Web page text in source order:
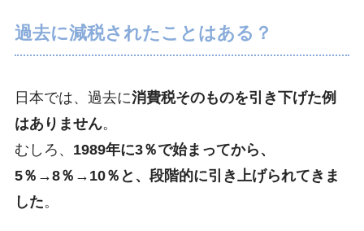
過去に減税されたことはある？
日本では、過去に消費税そのものを引き下げた例
はありません。
むしろ、 1989年に3％で始まってから、
5％→8％→10％と、段階的に引き上げられてきま
した。